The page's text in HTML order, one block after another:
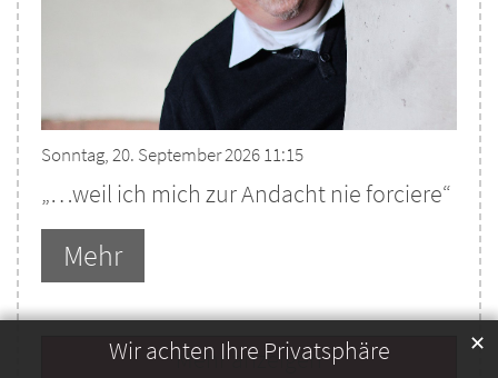
Wir achten Ihre Privatsphäre ✕
Sonntag, 20. September 2026 11:15
„…weil ich mich zur Andacht nie forciere“
Mehr
Mehr anzeigen